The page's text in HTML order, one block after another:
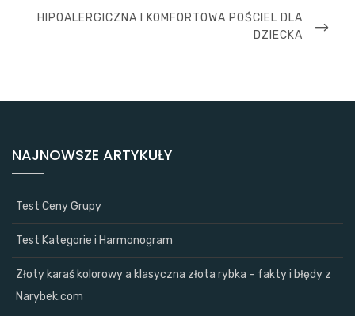
NEXT
HIPOALERGICZNA I KOMFORTOWA POŚCIEL DLA
DZIECKA
NAJNOWSZE ARTYKUŁY
Test Ceny Grupy
Test Kategorie i Harmonogram
Złoty karaś kolorowy a klasyczna złota rybka – fakty i błędy z
Narybek.com